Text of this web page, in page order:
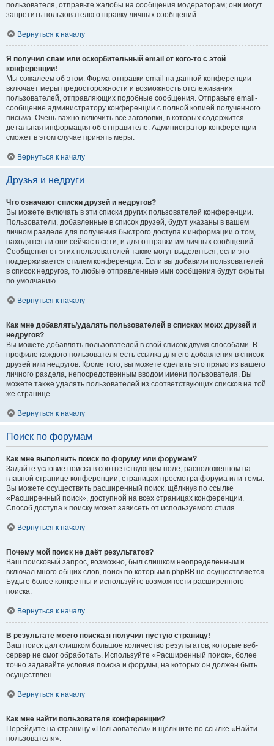
пользователя, отправьте жалобы на сообщения модераторам; они могут
запретить пользователю отправку личных сообщений.
Вернуться к началу
Я получил спам или оскорбительный email от кого-то с этой
конференции!
Мы сожалеем об этом. Форма отправки email на данной конференции
включает меры предосторожности и возможность отслеживания
пользователей, отправляющих подобные сообщения. Отправьте email-
сообщение администратору конференции с полной копией полученного
письма. Очень важно включить все заголовки, в которых содержится
детальная информация об отправителе. Администратор конференции
сможет в этом случае принять меры.
Вернуться к началу
Друзья и недруги
Что означают списки друзей и недругов?
Вы можете включать в эти списки других пользователей конференции.
Пользователи, добавленные в список друзей, будут указаны в вашем
личном разделе для получения быстрого доступа к информации о том,
находятся ли они сейчас в сети, и для отправки им личных сообщений.
Сообщения от этих пользователей также могут выделяться, если это
поддерживается стилем конференции. Если вы добавили пользователей
в список недругов, то любые отправленные ими сообщения будут скрыты
по умолчанию.
Вернуться к началу
Как мне добавлять/удалять пользователей в списках моих друзей и
недругов?
Вы можете добавлять пользователей в свой список двумя способами. В
профиле каждого пользователя есть ссылка для его добавления в список
друзей или недругов. Кроме того, вы можете сделать это прямо из вашего
личного раздела, непосредственным вводом имени пользователя. Вы
можете также удалять пользователей из соответствующих списков на той
же странице.
Вернуться к началу
Поиск по форумам
Как мне выполнить поиск по форуму или форумам?
Задайте условие поиска в соответствующем поле, расположенном на
главной странице конференции, страницах просмотра форума или темы.
Вы можете осуществить расширенный поиск, щёлкнув по ссылке
«Расширенный поиск», доступной на всех страницах конференции.
Способ доступа к поиску может зависеть от используемого стиля.
Вернуться к началу
Почему мой поиск не даёт результатов?
Ваш поисковый запрос, возможно, был слишком неопределённым и
включал много общих слов, поиск по которым в phpBB не осуществляется.
Будьте более конкретны и используйте возможности расширенного
поиска.
Вернуться к началу
В результате моего поиска я получил пустую страницу!
Ваш поиск дал слишком большое количество результатов, которые веб-
сервер не смог обработать. Используйте «Расширенный поиск», более
точно задавайте условия поиска и форумы, на которых он должен быть
осуществлён.
Вернуться к началу
Как мне найти пользователя конференции?
Перейдите на страницу «Пользователи» и щёлкните по ссылке «Найти
пользователя».